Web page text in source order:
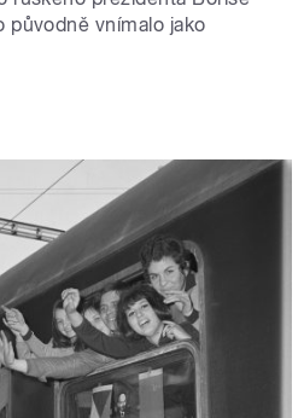
původně vnímalo jako